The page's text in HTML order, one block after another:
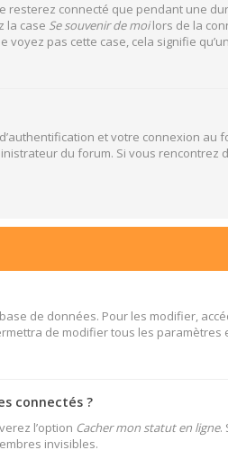
connecté que pendant une
la case Se souvenir de moilors de la
pas cette case, cela signifie
et votre connexion
du forum. Si vous
de données. Pour les modifier,
de modifier tous les
connectés ?
l’option Cacher mon statut en ligne.
invisibles.